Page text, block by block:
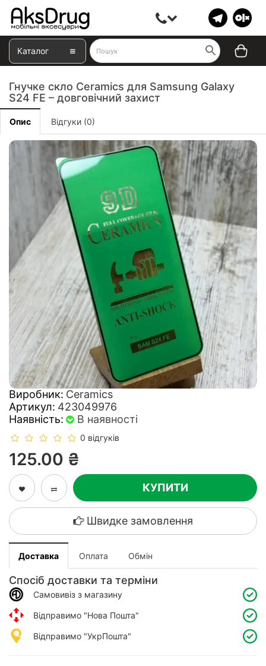
Каталог
Гнучке скло Ceramics для Samsung Galaxy
S24 FE – довговічний захист
Опис Відгуки (0)
Виробник: Ceramics
Артикул: 423049976
Наявність:
В наявності
0 відгуків
125.00 ₴
КУПИТИ
Швидке замовлення
Доставка Оплата Обмін
Спосіб доставки та терміни
Самовивіз з магазину
Відправимо "Нова Пошта"
Відправимо "УкрПошта"